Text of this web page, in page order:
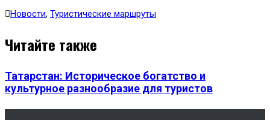
Новости, Туристические маршруты
Читайте также
Татарстан: Историческое богатство и
культурное разнообразие для туристов